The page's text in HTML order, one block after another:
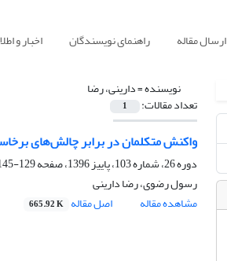
ارسال مقاله راهنمای نویسندگان اخبار و
نویسنده =دارینی، رضا
تعداد مقالات: 1
واکنش متکلمان در برابر چالش‌های
دوره 26، شماره 103، پاییز 1396، صفحه
129-145
رسول رضوی، رضا دارینی
مشاهده مقاله
اصل مقاله 665.92 K